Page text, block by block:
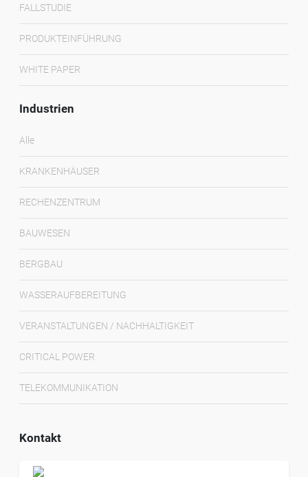
FALLSTUDIE
PRODUKTEINFÜHRUNG
WHITE PAPER
Industrien
Alle
KRANKENHÄUSER
RECHENZENTRUM
BAUWESEN
BERGBAU
WASSERAUFBEREITUNG
VERANSTALTUNGEN / NACHHALTIGKEIT
CRITICAL POWER
TELEKOMMUNIKATION
Kontakt